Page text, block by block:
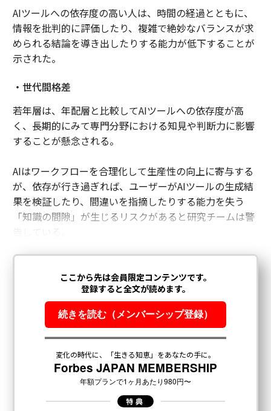
AIツールへの依存度の高い人は、時間の経過とともに、
情報を批判的に評価したり、複雑で絶妙なバランスが求
められる結論を導き出したりする能力が低下することが
示された。
・世代間格差
若年層は、年配層と比較してAIツールへの依存度が高
く、長期的にみて専門分野における知見や判断力に影響
することが懸念される。
AIはワークフローを合理化して生産性の向上に寄与する
が、依存が行き過ぎれば、ユーザーがAIツールの生成結
果を検証したり、間違いを指摘したりする能力を失う
「知識の間隙」が生じるリスクがあると研究チームは警